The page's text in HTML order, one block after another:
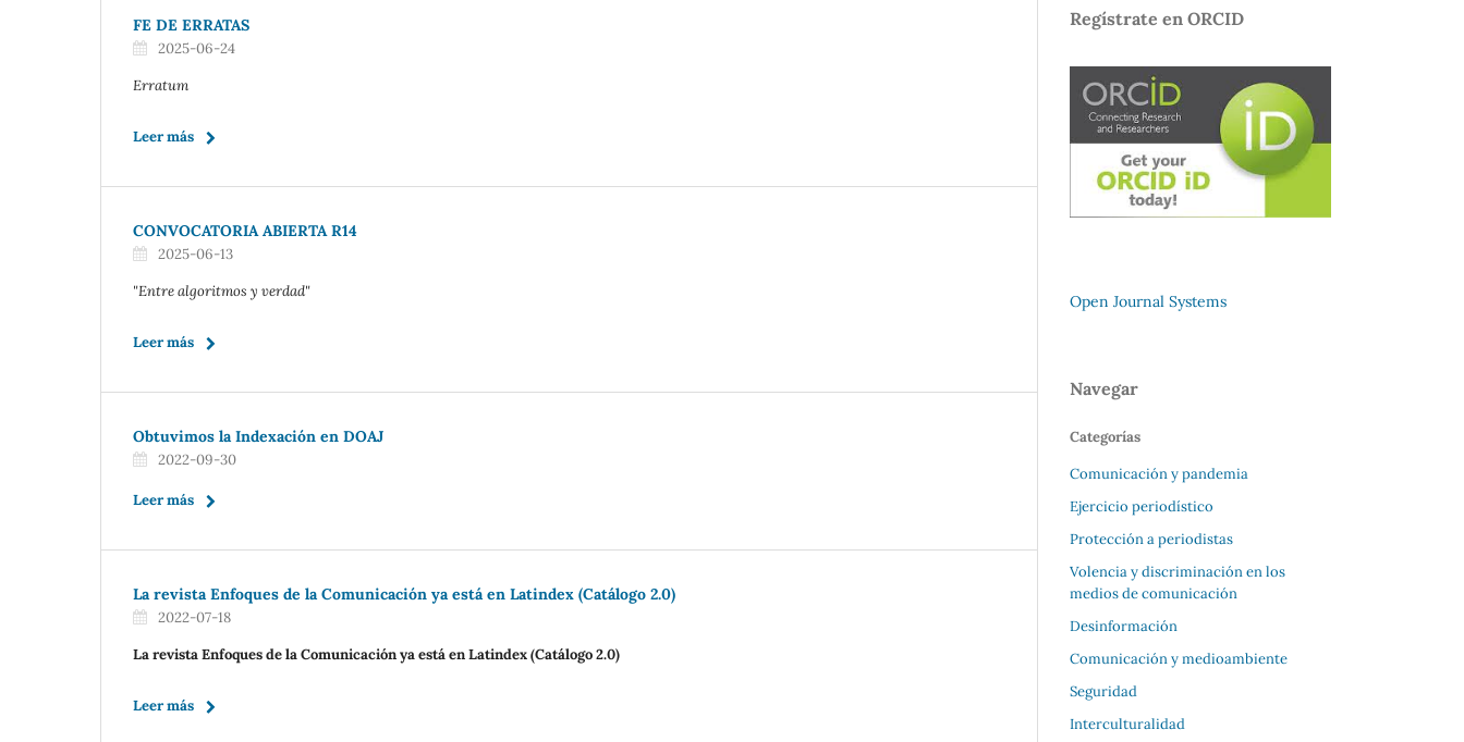
FE DE ERRATAS
2025-06-24
Erratum
Leer más
CONVOCATORIA ABIERTA R14
2025-06-13
"Entre algoritmos y verdad"
Leer más
Obtuvimos la Indexación en DOAJ
2022-09-30
Leer más
La revista Enfoques de la Comunicación ya está en Latindex (Catálogo 2.0)
2022-07-18
La revista Enfoques de la Comunicación ya está en Latindex (Catálogo 2.0)
Leer más
Regístrate en ORCID
Open Journal Systems
Navegar
Categorías
Comunicación y pandemia
Ejercicio periodístico
Protección a periodistas
Volencia y discriminación en los
medios de comunicación
Desinformación
Comunicación y medioambiente
Seguridad
Interculturalidad